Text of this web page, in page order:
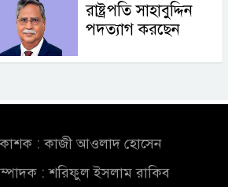
রাষ্ট্রপতি সাহাবুদ্দিন
পদত্যাগ করছেন
: কাজী আওলাদ হোসেন
সম্পাদক : শরিফুল ইসলাম রাকিব